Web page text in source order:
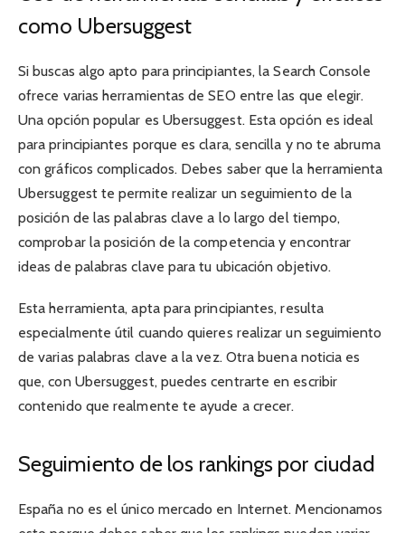
como Ubersuggest
Si buscas algo apto para principiantes, la Search Console
ofrece varias herramientas de SEO entre las que elegir.
Una opción popular es Ubersuggest. Esta opción es ideal
para principiantes porque es clara, sencilla y no te abruma
con gráficos complicados. Debes saber que la herramienta
Ubersuggest te permite realizar un seguimiento de la
posición de las palabras clave a lo largo del tiempo,
comprobar la posición de la competencia y encontrar
ideas de palabras clave para tu ubicación objetivo.
Esta herramienta, apta para principiantes, resulta
especialmente útil cuando quieres realizar un seguimiento
de varias palabras clave a la vez. Otra buena noticia es
que, con Ubersuggest, puedes centrarte en escribir
contenido que realmente te ayude a crecer.
Seguimiento de los rankings por ciudad
España no es el único mercado en Internet. Mencionamos